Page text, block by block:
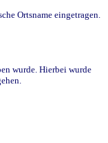
Ortsname eingetragen.
wurde. Hierbei wurde